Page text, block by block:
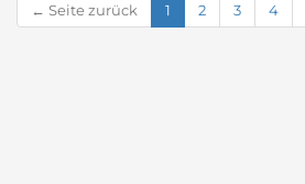
← Seite zurück 1 2 3 4